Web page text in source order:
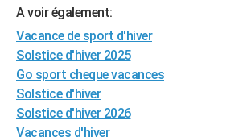
Forum
Aménagement intérieur
Extérieur
Cuisine
Salle de bains
Jardinage
Rangement
WEEK-END
Guides de France
Escapades
Patrimoine
Expositions
Musées
Week-end nature
+LIFESTYLE
Art de vivre
Bien-être
Loisirs
Mode
Modes de vie
SANTE
Alimentation
Guide de la santé
Maladies
Médicaments
Sommeil
VOYAGE
A voir également:
Vacance de sport d'hiver
Solstice d'hiver 2025
Go sport cheque vacances
Solstice d'hiver
Solstice d'hiver 2026
Vacances d'hiver